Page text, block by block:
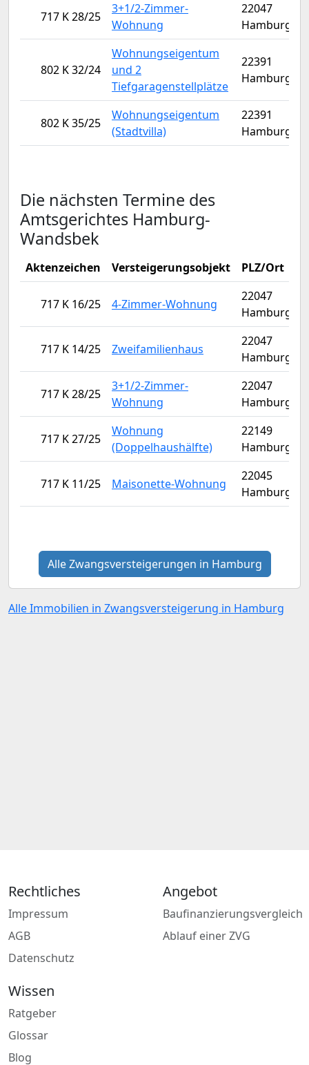
717 K 28/25
3+1/2-Zimmer-
Wohnung
22047
Hamburg
802 K 32/24
Wohnungseigentum
und 2
Tiefgaragenstellplätze
22391
Hamburg
802 K 35/25
Wohnungseigentum
(Stadtvilla)
22391
Hamburg
Die nächsten Termine des
Amtsgerichtes Hamburg-
Wandsbek
Aktenzeichen Versteigerungsobjekt PLZ/Ort
717 K 16/25 4-Zimmer-Wohnung
22047
Hamburg
717 K 14/25 Zweifamilienhaus
22047
Hamburg
717 K 28/25
3+1/2-Zimmer-
Wohnung
22047
Hamburg
717 K 27/25
Wohnung
(Doppelhaushälfte)
22149
Hamburg
717 K 11/25 Maisonette-Wohnung
22045
Hamburg
Alle Zwangsversteigerungen in Hamburg
Alle Immobilien in Zwangsversteigerung in Hamburg
Rechtliches
Impressum
AGB
Datenschutz
Angebot
Baufinanzierungsvergleich
Ablauf einer ZVG
Wissen
Ratgeber
Glossar
Blog